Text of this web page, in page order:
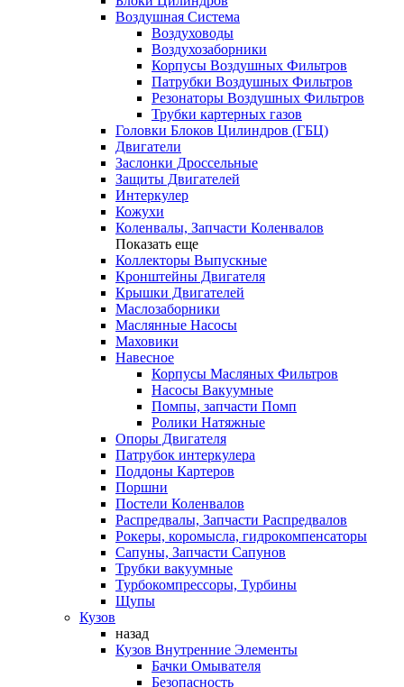
Воздушная Система
Воздуховоды
Воздухозаборники
Корпусы Воздушных Фильтров
Патрубки Воздушных Фильтров
Резонаторы Воздушных Фильтров
Трубки картерных газов
Головки Блоков Цилиндров (ГБЦ)
Двигатели
Заслонки Дроссельные
Защиты Двигателей
Интеркулер
Кожухи
Коленвалы, Запчасти Коленвалов
Показать еще
Коллекторы Выпускные
Кронштейны Двигателя
Крышки Двигателей
Маслозаборники
Маслянные Насосы
Маховики
Навесное
Корпусы Масляных Фильтров
Насосы Вакуумные
Помпы, запчасти Помп
Ролики Натяжные
Опоры Двигателя
Патрубок интеркулера
Поддоны Картеров
Поршни
Постели Коленвалов
Распредвалы, Запчасти Распредвалов
Рокеры, коромысла, гидрокомпенсаторы
Сапуны, Запчасти Сапунов
Трубки вакуумные
Турбокомпрессоры, Турбины
Щупы
Кузов
назад
Кузов Внутренние Элементы
Бачки Омывателя
Безопасность